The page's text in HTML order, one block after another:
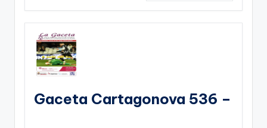
Gaceta Cartagonova 536 –